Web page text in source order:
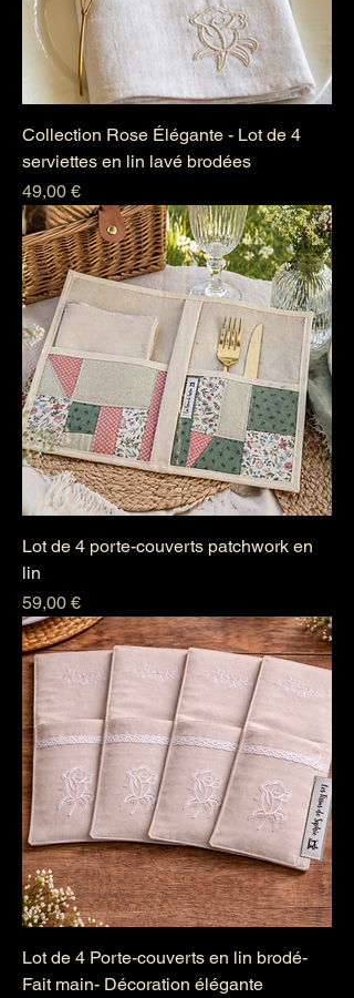
Collection Rose Élégante - Lot de 4
serviettes en lin lavé brodées
Prix
49,00 €
Lot de 4 porte-couverts patchwork en
lin
Prix
59,00 €
Lot de 4 Porte-couverts en lin brodé-
Fait main- Décoration élégante